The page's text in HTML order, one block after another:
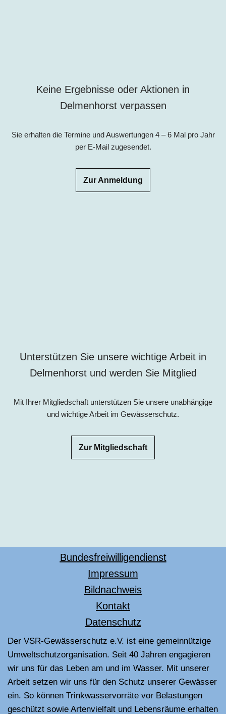
Keine Ergebnisse oder Aktionen in
Delmenhorst verpassen
Sie erhalten die Termine und Auswertungen 4 – 6 Mal pro Jahr
per E-Mail zugesendet.
Zur Anmeldung
Unterstützen Sie unsere wichtige Arbeit in
Delmenhorst und werden Sie Mitglied
Mit Ihrer Mitgliedschaft unterstützen Sie unsere unabhängige
und wichtige Arbeit im Gewässerschutz.
Zur Mitgliedschaft
Bundesfreiwilligendienst
Impressum
Bildnachweis
Kontakt
Datenschutz
Der VSR-Gewässerschutz e.V. ist eine gemeinnützige
Umweltschutzorganisation. Seit 40 Jahren engagieren
wir uns für das Leben am und im Wasser. Mit unserer
Arbeit setzen wir uns für den Schutz unserer Gewässer
ein. So können Trinkwasservorräte vor Belastungen
geschützt sowie Artenvielfalt und Lebensräume erhalten